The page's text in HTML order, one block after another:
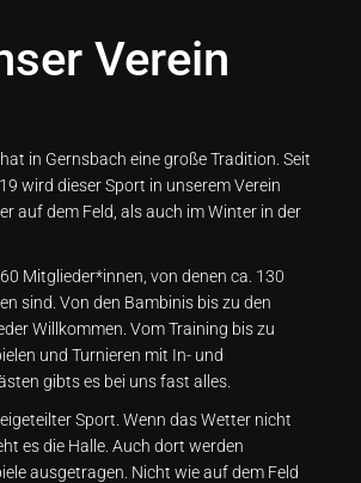
Verein
in Gernsbach eine große Tradition. Seit
wird dieser Sport in unserem Verein
auf dem Feld, als auch im Winter in der
Mitglieder*innen, von denen ca. 130
sind. Von den Bambinis bis zu den
Willkommen. Vom Training bis zu
und Turnieren mit In- und
gibts es bei uns fast alles.
Sport. Wenn das Wetter nicht
es die Halle. Auch dort werden
ausgetragen. Nicht wie auf dem Feld